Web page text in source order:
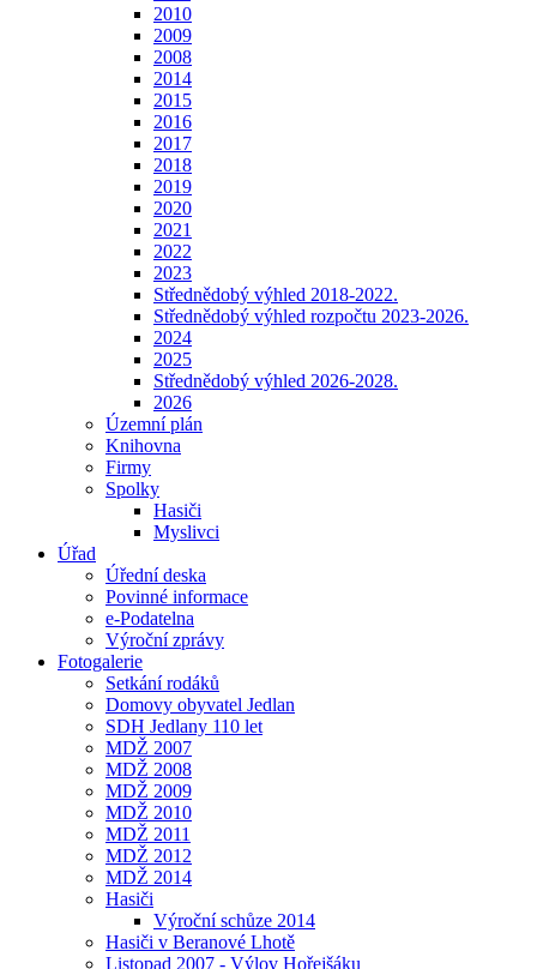
2010
2009
2008
2014
2015
2016
2017
2018
2019
2020
2021
2022
2023
Střednědobý výhled 2018-2022.
Střednědobý výhled rozpočtu 2023-2026.
2024
2025
Střednědobý výhled 2026-2028.
2026
Územní plán
Knihovna
Firmy
Spolky
Hasiči
Myslivci
Úřad
Úřední deska
Povinné informace
e-Podatelna
Výroční zprávy
Fotogalerie
Setkání rodáků
Domovy obyvatel Jedlan
SDH Jedlany 110 let
MDŽ 2007
MDŽ 2008
MDŽ 2009
MDŽ 2010
MDŽ 2011
MDŽ 2012
MDŽ 2014
Hasiči
Výroční schůze 2014
Hasiči v Beranové Lhotě
Listopad 2007 - Výlov Hořejšáku